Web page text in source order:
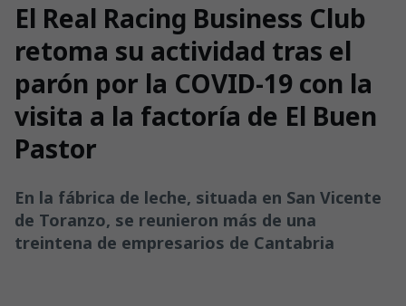
El Real Racing Business Club
retoma su actividad tras el
parón por la COVID-19 con la
visita a la factoría de El Buen
Pastor
En la fábrica de leche, situada en San Vicente
de Toranzo, se reunieron más de una
treintena de empresarios de Cantabria